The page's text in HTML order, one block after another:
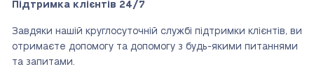
Підтримка клієнтів 24/7
Завдяки нашій круглосуточній службі підтримки клієнтів, ви
отримаєте допомогу та допомогу з будь-якими питаннями
та запитами.